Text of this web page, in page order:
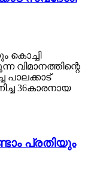
കൊച്ചി
വിമാനത്തിന്റെ
പാലക്കാട്
36കാരനായ
പ്രതിയും